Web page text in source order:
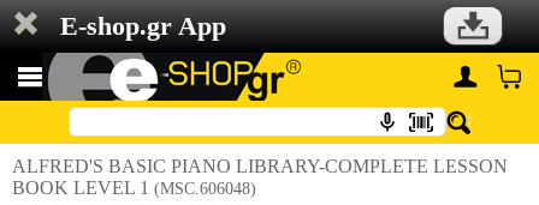
E-shop.gr App
ALFRED'S BASIC PIANO LIBRARY-COMPLETE LESSON
BOOK LEVEL 1 (MSC.606048)